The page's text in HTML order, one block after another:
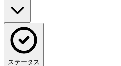
ステータス